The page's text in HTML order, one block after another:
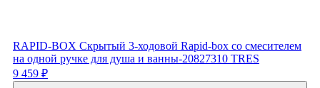
RAPID-BOX Скрытый 3-ходовой Rapid-box со смесителем
на одной ручке для душа и ванны-20827310 TRES
9 459 ₽